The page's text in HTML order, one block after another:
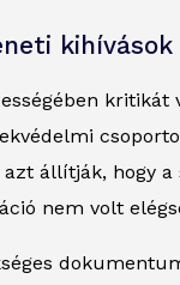
kihívások
kritikát
azt állítják, hogy a
nem volt